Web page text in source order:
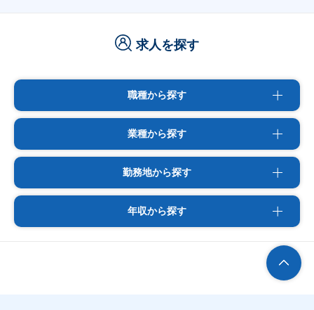
求人を探す
職種から探す
業種から探す
勤務地から探す
年収から探す